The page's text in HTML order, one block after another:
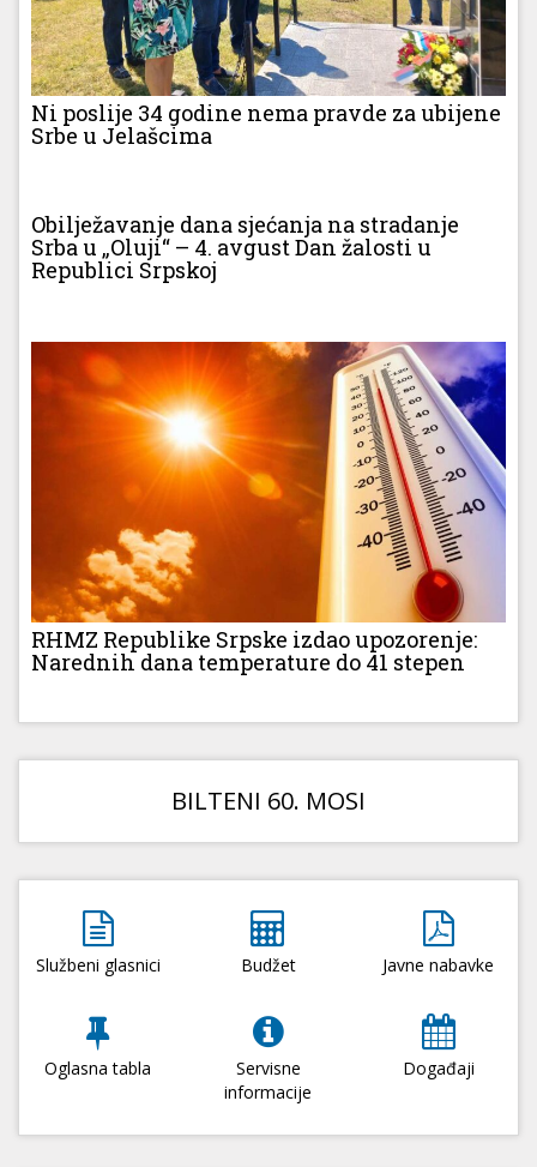
Ni poslije 34 godine nema pravde za ubijene
Srbe u Jelašcima
Obilježavanje dana sjećanja na stradanje
Srba u „Oluji“ – 4. avgust Dan žalosti u
Republici Srpskoj
RHMZ Republike Srpske izdao upozorenje:
Narednih dana temperature do 41 stepen
BILTENI 60. MOSI
Službeni glasnici Budžet Javne nabavke
Oglasna tabla
Servisne
informacije
Događaji